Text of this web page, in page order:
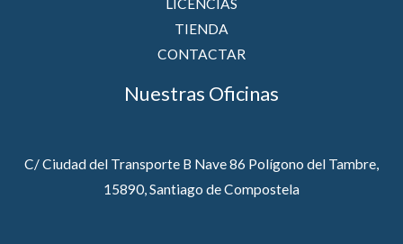
LICENCIAS
TIENDA
CONTACTAR
Nuestras Oficinas
C/ Ciudad del Transporte B Nave 86 Polígono del Tambre,
15890, Santiago de Compostela